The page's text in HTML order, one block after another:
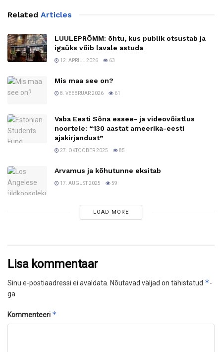
Related Articles
LUULEPRÕMM: õhtu, kus publik otsustab ja
igaüks võib lavale astuda
12. APRILL 2026 63
Mis maa see on?
8. VEEBRUAR 2026 61
Vaba Eesti Sõna essee- ja videovõistlus
noortele: “130 aastat ameerika-eesti
ajakirjandust”
27. OKTOOBER 2025 85
Arvamus ja kõhutunne eksitab
17. AUGUST 2025 59
LOAD MORE
Lisa kommentaar
Sinu e-postiaadressi ei avaldata. Nõutavad väljad on tähistatud *-
ga
Kommenteeri *